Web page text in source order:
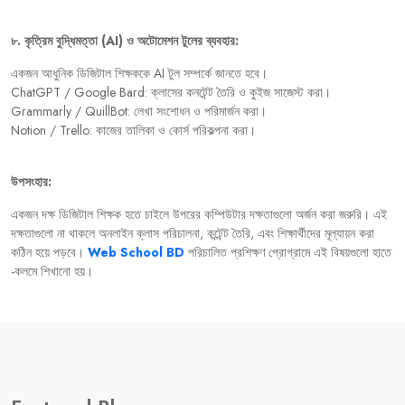
৮. কৃত্রিম বুদ্ধিমত্তা(AI) ও অটোমেশন টুলের ব্যবহার:
একজন আধুনিক ডিজিটাল শিক্ষককে AIটুল সম্পর্কে জানতে হবে।
ChatGPT / Google Bard:ক্লাসের কনটেন্ট তৈরি ও কুইজ সাজেস্ট করা।
Grammarly / QuillBot: লেখা সংশোধন ও পরিমার্জন করা।
Notion / Trello: কাজের তালিকা ও কোর্স পরিকল্পনা করা।
উপসংহার:
একজন দক্ষ ডিজিটাল শিক্ষক হতে চাইলে উপরের কম্পিউটার দক্ষতাগুলো অর্জন করা জরুরি। এই
দক্ষতাগুলো না থাকলে অনলাইন ক্লাস পরিচালনা, কন্টেন্ট তৈরি, এবং শিক্ষার্থীদের মূল্যায়ন করা
কঠিন হয়ে পড়বে। Web School BD পরিচালিত প্রশিক্ষণ প্রোগ্রামে এই বিষয়গুলো হাতে
-কলমে শিখানো হয়।